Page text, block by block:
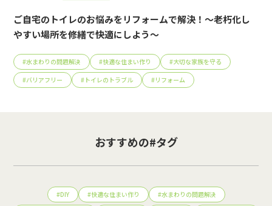
ご自宅のトイレのお悩みをリフォームで解決！～老朽化し
やすい場所を修繕で快適にしよう～
#水まわりの問題解決 #快適な住まい作り #大切な家族を守る
#バリアフリー # トイレのトラブル #リフォーム
おすすめの#タグ
#DIY #快適な住まい作り #水まわりの問題解決